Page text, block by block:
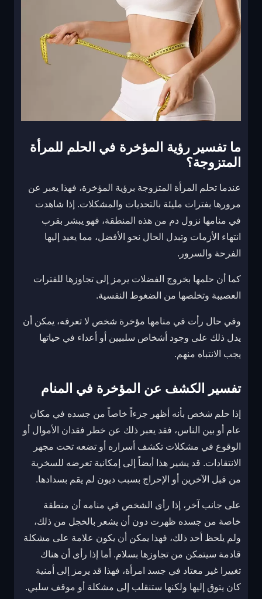
ما تفسير رؤية المؤخرة في الحلم للمرأة
المتزوجة؟
عندما تحلم المرأة المتزوجة برؤية المؤخرة، فهذا يعبر عن
مرورها بفترات مليئة بالتحديات والمشكلات. إذا شاهدت
في منامها نزول دم من هذه المنطقة، فهو يبشر بقرب
انتهاء الأزمات وتبدل الحال نحو الأفضل، مما يعيد إليها
الفرحة والسرور.
كما أن حلمها بخروج الفضلات يرمز إلى تجاوزها للفترات
العصيبة وتخلصها من الضغوط النفسية.
وفي حال رأت في منامها مؤخرة شخص لا تعرفه، يمكن أن
يدل ذلك على وجود أشخاص سلبيين أو أعداء في حياتها
يجب الانتباه منهم.
تفسير الكشف عن المؤخرة في المنام
إذا حلم شخص بأنه أظهر جزءاً خاصاً من جسده في مكان
عام أو بين الناس، فقد يعبر ذلك عن خطر فقدان الأموال أو
الوقوع في مشكلات تكشف أسراره أو تضعه تحت مجهر
الانتقادات. قد يشير هذا أيضاً إلى إمكانية تعرضه للسخرية
من قبل الآخرين أو الإحراج بسبب ديون لم يقم بسدادها.
على جانب آخر، إذا رأى الشخص في منامه أن منطقة
خاصة من جسده ظهرت دون أن يشعر بالخجل من ذلك،
ولم يلحظ أحد ذلك، فهذا يمكن أن يكون علامة على مشكلة
قادمة سيتمكن من تجاوزها بسلام. أما إذا رأى أن هناك
تغييرا غير معتاد في جسد امرأة، فهذا قد يرمز إلى أمنية
كان يتوق إليها ولكنها ستنقلب إلى مشكلة أو موقف سلبي.